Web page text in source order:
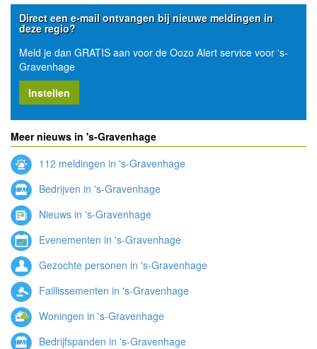
Direct een e-mail ontvangen bij nieuwe meldingen in
deze regio?
Meld je dan GRATIS aan voor de Oozo Alert service voor 's-
Gravenhage
Instellen
Meer nieuws in 's-Gravenhage
112 meldingen in 's-Gravenhage
Bedrijven in 's-Gravenhage
Nieuws in 's-Gravenhage
Evenementen in 's-Gravenhage
Gezochte personen in 's-Gravenhage
Faillissementen in 's-Gravenhage
Woningen in 's-Gravenhage
Bedrijfspanden in 's-Gravenhage